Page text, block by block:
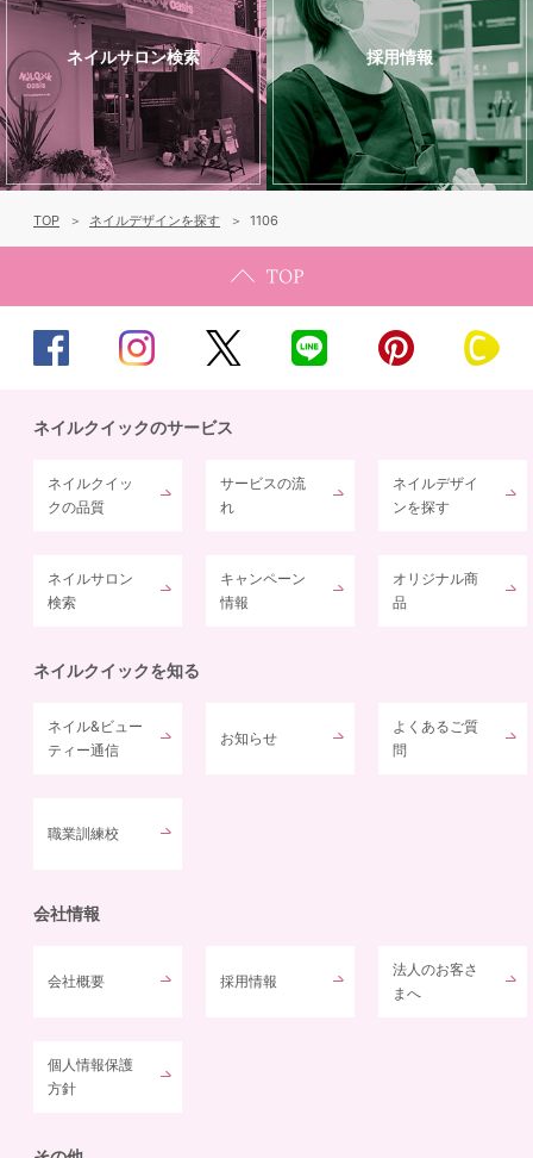
ネイルサロン検索 採用情報
TOP ネイルデザインを探す 1106
ネイルクイックのサービス
ネイルクイッ
クの品質
サービスの流
れ
ネイルデザイ
ンを探す
ネイルサロン
検索
キャンペーン
情報
オリジナル商
品
ネイルクイックを知る
ネイル&ビュー
ティー通信
お知らせ
よくあるご質
問
職業訓練校
会社情報
会社概要 採用情報
法人のお客さ
まへ
個人情報保護
方針